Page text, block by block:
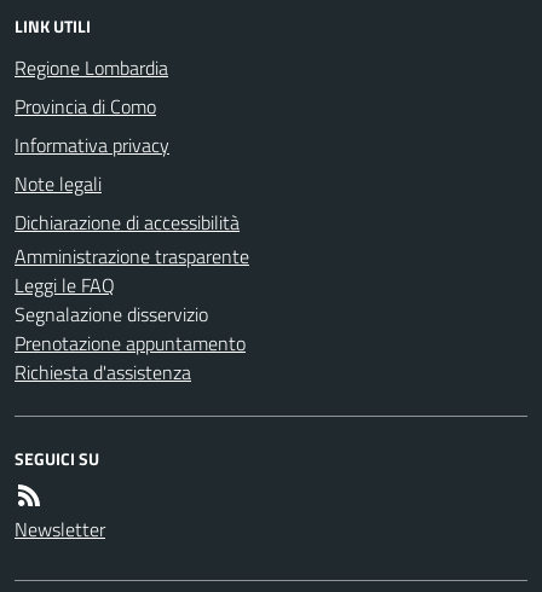
LINK UTILI
Regione Lombardia
Provincia di Como
Informativa privacy
Note legali
Dichiarazione di accessibilità
Amministrazione trasparente
Leggi le FAQ
Segnalazione disservizio
Prenotazione appuntamento
Richiesta d'assistenza
SEGUICI SU
Newsletter